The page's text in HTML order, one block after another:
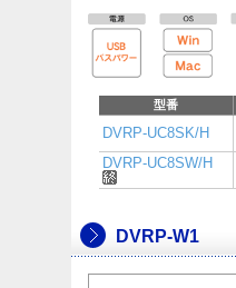
型番
DVRP-UC8SK/H
DVRP-UC8SW/H
DVRP-W1